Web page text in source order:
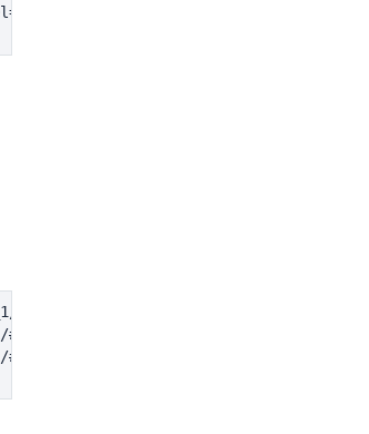
/>
common.js" type="text/javascript"></
#TEMPLATE#.css" rel="stylesheet" />
style.css?v=1" rel="stylesheet" />